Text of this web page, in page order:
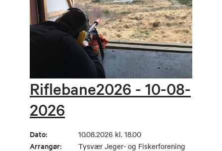
Riflebane2026 - 10-08-
2026
Dato: 10.08.2026 kl. 18.00
Arrangør: Tysvær Jeger- og Fiskerforening